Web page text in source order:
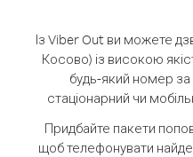
Із Viber Out ви можете
Косово) із високою
будь-який номер
стаціонарний чи
Придбайте пакети
щоб телефонувати